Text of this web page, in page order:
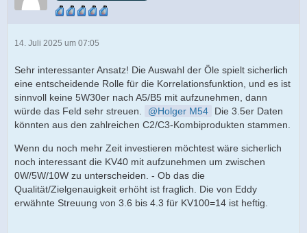
14. Juli 2025 um 07:05
Sehr interessanter Ansatz! Die Auswahl der Öle spielt sicherlich
eine entscheidende Rolle für die Korrelationsfunktion, und es ist
sinnvoll keine 5W30er nach A5/B5 mit aufzunehmen, dann
würde das Feld sehr streuen.
Holger M54
Die 3.5er Daten
könnten aus den zahlreichen C2/C3-Kombiprodukten stammen.
Wenn du noch mehr Zeit investieren möchtest wäre sicherlich
noch interessant die KV40 mit aufzunehmen um zwischen
0W/5W/10W zu unterscheiden. - Ob das die
Qualität/Zielgenauigkeit erhöht ist fraglich. Die von Eddy
erwähnte Streuung von 3.6 bis 4.3 für KV100=14 ist heftig.